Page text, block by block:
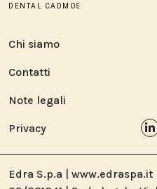
Chi siamo
Contatti
Note legali
Privacy
Edra S.p.a |